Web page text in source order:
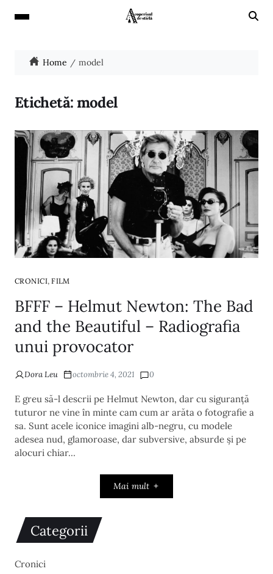
Home model
Etichetă:model
CRONICI,FILM
BFFF – Helmut Newton: The Bad
and the Beautiful – Radiografia
unui provocator
Dora Leu octombrie 4, 2021 0
E greu să-l descrii pe Helmut Newton, dar cu siguranță
tuturor ne vine în minte cam cum ar arăta o fotografie a
sa. Sunt acele iconice imagini alb-negru, cu modele
adesea nud, glamoroase, dar subversive, absurde și pe
alocuri chiar…
Mai mult
Categorii
Cronici